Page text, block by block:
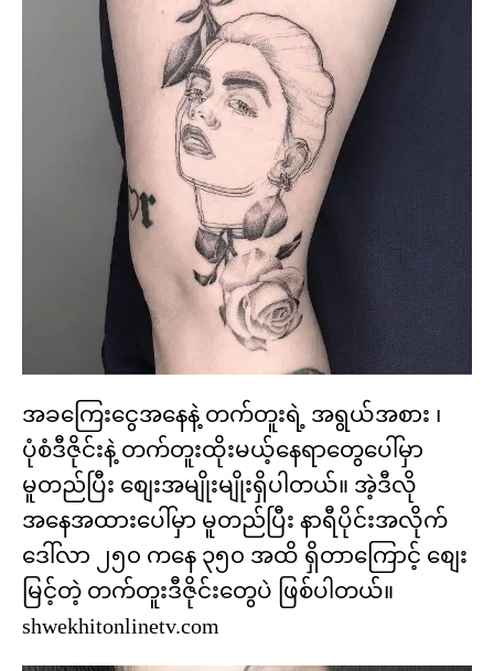
အခကြေးငွေအနေနဲ့ တက်တူးရဲ့ အရွယ်အစား ၊
ပုံစံဒီဇိုင်းနဲ့ တက်တူးထိုးမယ့်နေရာတွေပေါ်မှာ
မူတည်ပြီး စျေးအမျိုးမျိုးရှိပါတယ်။ အဲ့ဒီလို
အနေအထားပေါ်မှာ မူတည်ပြီး နာရီပိုင်းအလိုက်
ဒေါ်လာ ၂၅၀ ကနေ ၃၅၀ အထိ ရှိတာကြောင့် စျေး
မြင့်တဲ့ တက်တူးဒီဇိုင်းတွေပဲ ဖြစ်ပါတယ်။
shwekhitonlinetv.com